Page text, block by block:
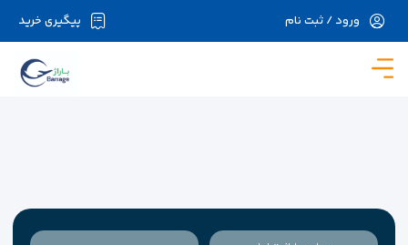
در حال حاضر ارتباط با سرور قطع می باشد لطفا
پیگیری خرید ورود / ثبت نام